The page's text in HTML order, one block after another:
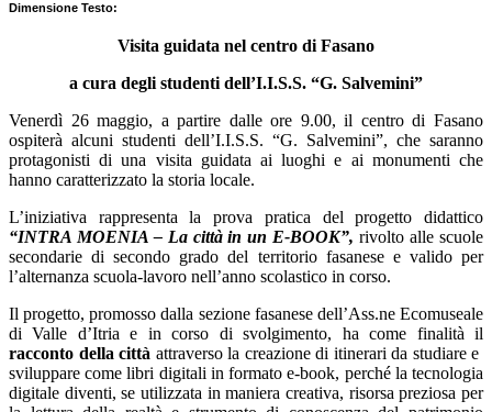
Dimensione Testo:
Visita guidata nel centro di Fasano
a cura degli studenti dell’I.I.S.S. “G. Salvemini”
Venerdì 26 maggio, a partire dalle ore 9.00, il centro di Fasano
ospiterà alcuni studenti dell’I.I.S.S. “G. Salvemini”, che saranno
protagonisti di una visita guidata ai luoghi e ai monumenti che
hanno caratterizzato la storia locale.
L’iniziativa rappresenta la prova pratica del progetto didattico
“INTRA MOENIA – La città in un E-BOOK”, rivolto alle scuole
secondarie di secondo grado del territorio fasanese e valido per
l’alternanza scuola-lavoro nell’anno scolastico in corso.
Il progetto, promosso dalla sezione fasanese dell’Ass.ne Ecomuseale
di Valle d’Itria e in corso di svolgimento, ha come finalità il
racconto della città attraverso la creazione di itinerari da studiare e
sviluppare come libri digitali in formato e-book, perché la tecnologia
digitale diventi, se utilizzata in maniera creativa, risorsa preziosa per